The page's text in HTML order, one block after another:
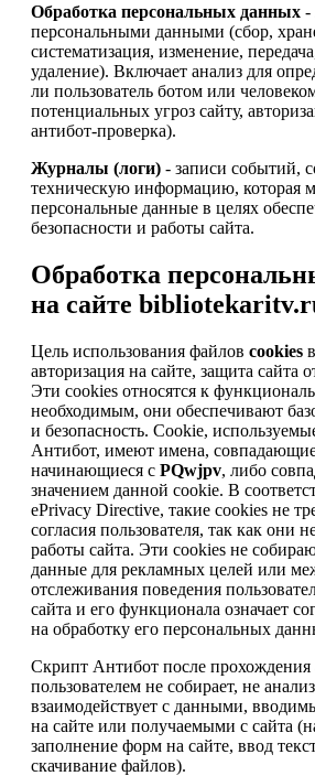
Обработка персональных данных -
персональными данными (сбор,
систематизация, изменение,
удаление). Включает анализ для
ли пользователь ботом или
потенциальных угроз сайту,
антибот-проверка).
Журналы (логи) - записи событий,
техническую информацию, которая
персональные данные в целях
безопасности и работы сайта.
Обработка
на сайте
Цель использования файлов cookies
авторизация на сайте, защита сайта
Эти cookies относятся к
необходимым, они обеспечивают
и безопасность. Cookie,
Антибот, имеют имена,
начинающиеся с PQwjpv, либо
значением данной cookie. В
ePrivacy Directive, такие cookies не
согласия пользователя, так как они
работы сайта. Эти cookies не
данные для рекламных целей или
отслеживания поведения
сайта и его функционала означает
на обработку его персональных
Скрипт Антибот после прохождения
пользователем не собирает, не
взаимодействует с данными,
на сайте или получаемыми с сайта
заполнение форм на сайте, ввод
скачивание файлов).